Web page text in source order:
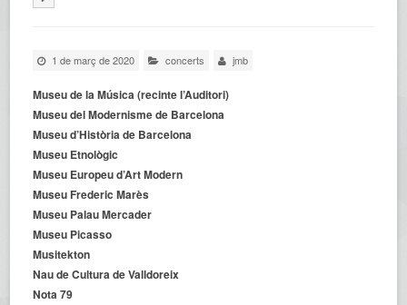
1 de març de 2020 concerts jmb
Museu de la Música (recinte l’Auditori)
Museu del Modernisme de Barcelona
Museu d’Història de Barcelona
Museu Etnològic
Museu Europeu d’Art Modern
Museu Frederic Marès
Museu Palau Mercader
Museu Picasso
Musitekton
Nau de Cultura de Valldoreix
Nota 79